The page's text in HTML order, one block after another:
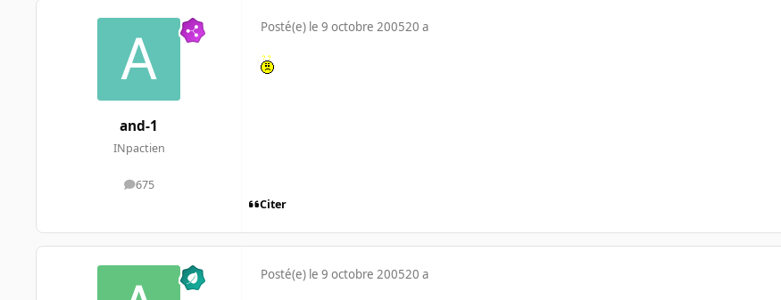
and-1
INpactien
675
messages
Posté(e) le 9 octobre 200520 a
Citer
Posté(e) le 9 octobre 200520 a